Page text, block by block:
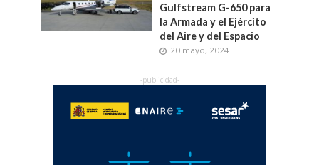
Gulfstream G-650 para
la Armada y el Ejército
del Aire y del Espacio
20 mayo, 2024